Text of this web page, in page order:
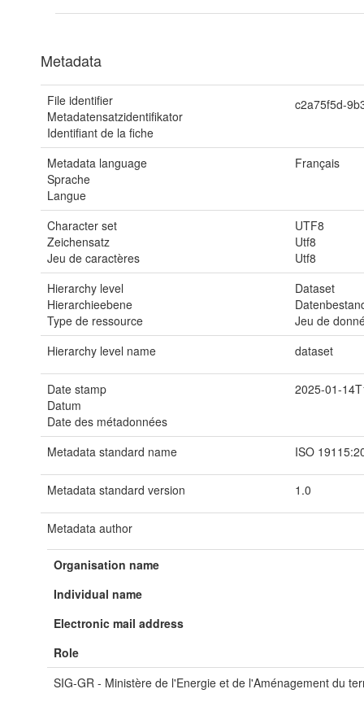
Metadata
File identifier
Metadatensatzidentifikator
Identifiant de la fiche
c2a75f5d-
Metadata language
Sprache
Langue
Français
Character set
Zeichensatz
Jeu de caractères
UTF8
Utf8
Utf8
Hierarchy level
Hierarchieebene
Type de ressource
Dataset
Jeu de
Hierarchy level name
dataset
Date stamp
Datum
Date des métadonnées
2025-01-
Metadata standard name ISO
Metadata standard version 1.0
Metadata author
Organisation name
Individual name
Electronic mail address
Role
SIG-GR - Ministère de l'Energie et de l'Aménagement du